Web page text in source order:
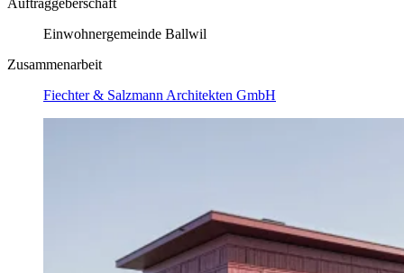
Einwohnergemeinde Ballwil
Zusammenarbeit
Fiechter & Salzmann Architekten GmbH